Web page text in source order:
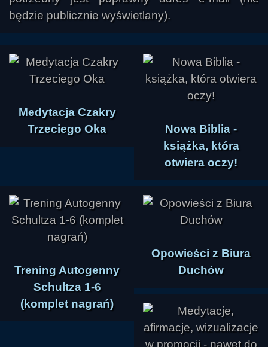
będzie publicznie wyświetlany).
Medytacja Czakry
Trzeciego Oka
Nowa Biblia -
książka, która
otwiera oczy!
Trening Autogenny
Schultza 1-6
(komplet nagrań)
Opowieści z Biura
Duchów